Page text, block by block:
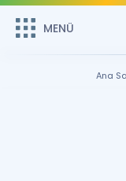
MENÜ
Remzi Hoca ile
MENÜ
Ana